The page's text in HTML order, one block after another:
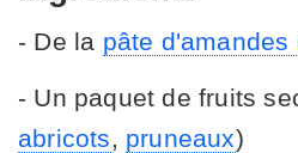
- De la pâte d'amandes
- Un paquet de fruits
abricots
pruneaux)